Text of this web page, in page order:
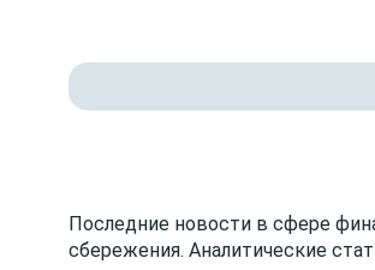
Последние новости в сфере
сбережения. Аналитические